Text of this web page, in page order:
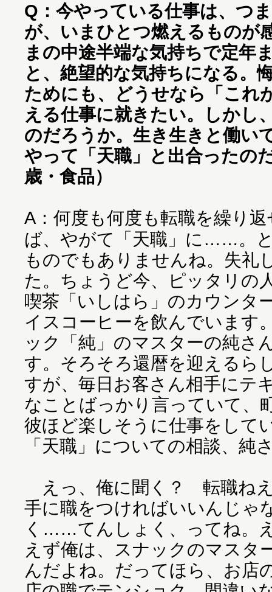
Q：今やっている仕事は、つ
が、いまひとつ燃えるものが
まの中途半端な気持ちで定年
と、絶望的な気持ちになる。
ためにも、どうせなら「これ
える仕事に就きたい。しかし
のだろうか。生き生きと働い
やって「天職」と出合ったの
歳・食品）
A：何度も何度も転職を繰り返
ば、やがて「天職」に……。
ものでもありませんね。失礼
た。ちょうど今、ピッタリの
喫茶「いしはら」のカウンタ
イスコーヒーを飲んでいます
ック「純」のマスターの純さ
す。そろそろ還暦を迎えるら
すが、毎日お客さん相手にテ
なことばっかり言っていて、
彼ほど楽しそうに仕事をして
「天職」についての相談、純
えっ、俺に聞く？ 転職ね
手に職をつければいいんじゃ
く……てんしょく、ってね。
えず俺は、スナックのマスタ
んだよね。だってほら、お店